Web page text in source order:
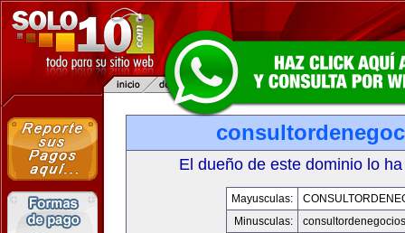
El dueño de este dominio lo
Mayusculas:
Minusculas: